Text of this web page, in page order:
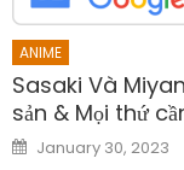
ANIME
Sasaki Và
sản & Mọi thứ
Posted
on
January 30, 2023